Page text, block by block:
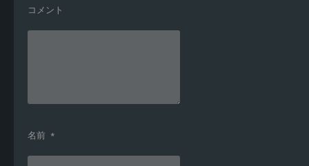
コメント
名前 *